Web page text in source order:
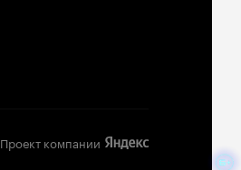
Проект компании